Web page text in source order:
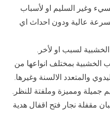
وغير السليم او لأسباب
عالية ودون احداث اي
لسبب او لأخر.
الخشبية بمختلف انواعها من
والمتعدد الالسنة وغيرها.
جميلة ومميزة وملفتة للنظر.
مقفلة نجار فتح اقفال هدية